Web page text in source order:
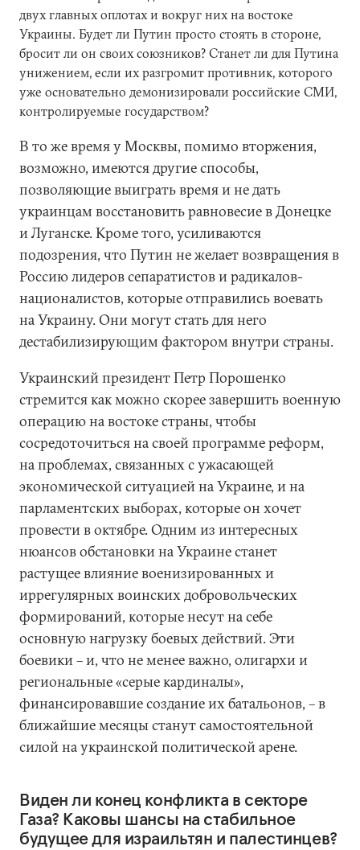
двух главных оплотах и вокруг них на востоке
Украины. Будет ли Путин просто стоять в стороне,
бросит ли он своих союзников? Станет ли для Путина
унижением, если их разгромит противник, которого
уже основательно демонизировали российские СМИ,
контролируемые государством?
В то же время у Москвы, помимо вторжения,
возможно, имеются другие способы,
позволяющие выиграть время и не дать
украинцам восстановить равновесие в Донецке
и Луганске. Кроме того, усиливаются
подозрения, что Путин не желает возвращения в
Россию лидеров сепаратистов и радикалов-
националистов, которые отправились воевать
на Украину. Они могут стать для него
дестабилизирующим фактором внутри страны.
Украинский президент Петр Порошенко
стремится как можно скорее завершить военную
операцию на востоке страны, чтобы
сосредоточиться на своей программе реформ,
на проблемах, связанных с ужасающей
экономической ситуацией на Украине, и на
парламентских выборах, которые он хочет
провести в октябре. Одним из интересных
нюансов обстановки на Украине станет
растущее влияние военизированных и
иррегулярных воинских добровольческих
формирований, которые несут на себе
основную нагрузку боевых действий. Эти
боевики – и, что не менее важно, олигархи и
региональные «серые кардиналы»,
финансировавшие создание их батальонов, – в
ближайшие месяцы станут самостоятельной
силой на украинской политической арене.
Виден ли конец конфликта в секторе
Газа? Каковы шансы на стабильное
будущее для израильтян и палестинцев?